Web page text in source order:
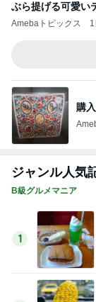
ぶら提げる可愛い
Amebaトピックス
購
ジャンル人気
B級グルメマニア
1